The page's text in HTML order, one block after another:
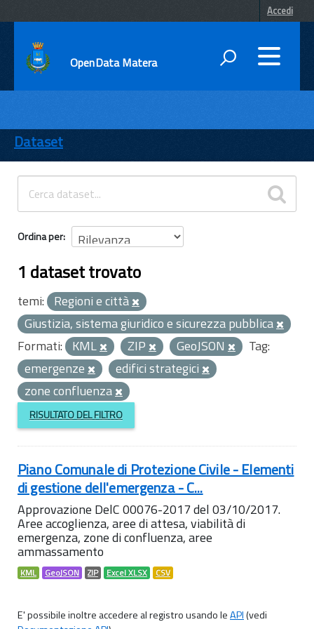
Accedi
OpenData Matera
ENTI
TEMI
INFORMAZIONI
Dataset
Ordina per
1 dataset trovato
temi: Regioni e città
Giustizia, sistema giuridico e sicurezza pubblica
Formati: KML ZIP GeoJSON
Tag:
emergenze
edifici strategici
zone confluenza
RISULTATO DEL FILTRO
Piano Comunale di Protezione Civile - Elementi
di gestione dell'emergenza - C...
Approvazione DelC 00076-2017 del 03/10/2017.
Aree accoglienza, aree di attesa, viabilità di
emergenza, zone di confluenza, aree
ammassamento
KML GeoJSON ZIP Excel XLSX CSV
E' possibile inoltre accedere al registro usando leAPI(vedi